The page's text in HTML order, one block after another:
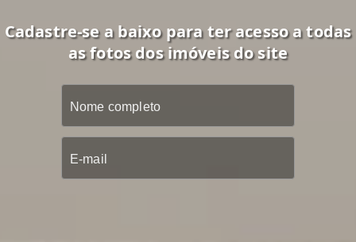
Cadastre-se a baixo para ter acesso a todas
as fotos dos imóveis do site